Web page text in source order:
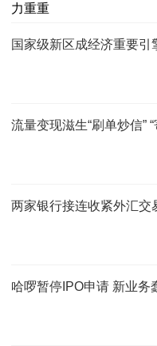
国家级新区成经济重要
流量变现滋生“刷单炒信”
两家银行接连收紧外汇交
哈啰暂停IPO申请 新业务